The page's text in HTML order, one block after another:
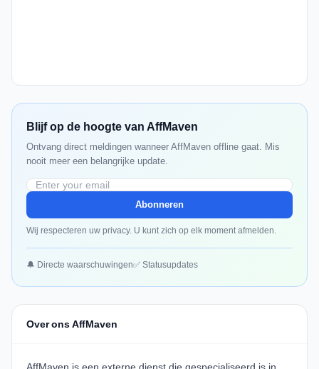
Blijf op de hoogte van AffMaven
Ontvang direct meldingen wanneer AffMaven offline gaat. Mis
nooit meer een belangrijke update.
Abonneren
Wij respecteren uw privacy. U kunt zich op elk moment afmelden.
🔔 Directe waarschuwingen✅ Statusupdates
Over ons AffMaven